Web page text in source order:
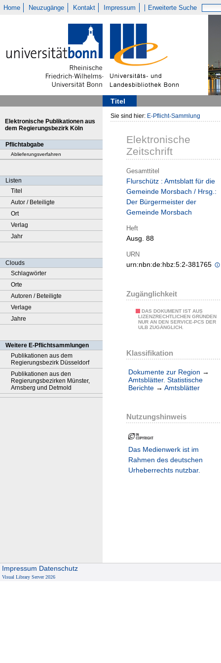
Home Neuzugänge Kontakt Impressum Erweiterte Suche
Titel
Elektronische Publikationen aus
dem Regierungsbezirk Köln
Pflichtabgabe
Ablieferungsverfahren
Listen
Titel
Autor / Beteiligte
Ort
Verlag
Jahr
Clouds
Schlagwörter
Orte
Autoren / Beteiligte
Verlage
Jahre
Weitere E-Pflichtsammlungen
Publikationen aus dem
Regierungsbezirk Düsseldorf
Publikationen aus den
Regierungsbezirken Münster,
Arnsberg und Detmold
Sie sind hier: E-Pflicht-Sammlung
Elektronische
Zeitschrift
Gesamttitel
Flurschütz : Amtsblatt für die
Gemeinde Morsbach / Hrsg.:
Der Bürgermeister der
Gemeinde Morsbach
Heft
Ausg. 88
URN
urn:nbn:de:hbz:5:2-381765
Zugänglichkeit
DAS DOKUMENT IST AUS
LIZENZRECHTLICHEN GRÜNDEN
NUR AN DEN SERVICE-PCS DER
ULB ZUGÄNGLICH.
Klassifikation
Dokumente zur Region →
Amtsblätter. Statistische
Berichte → Amtsblätter
Nutzungshinweis
Das Medienwerk ist im
Rahmen des deutschen
Urheberrechts nutzbar.
Impressum Datenschutz
Visual Library Server 2026